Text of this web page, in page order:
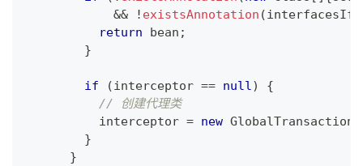
&&
! existsAnnotation (
return bean ;
}
if (interceptor == null)
{
// 创建代理类
          interceptor
= new
}
}